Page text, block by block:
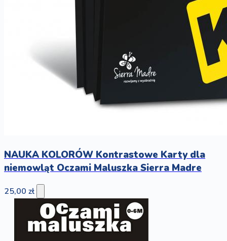
NAUKA KOLORÓW Kontrastowe Karty dla
niemowląt Oczami Maluszka Sierra Madre
25,00 zł